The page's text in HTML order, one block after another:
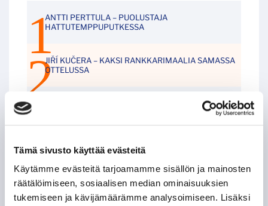
Tämä sivusto käyttää evästeitä
Käytämme evästeitä tarjoamamme sisällön ja mainosten
räätälöimiseen, sosiaalisen median ominaisuuksien
tukemiseen ja kävijämäärämme analysoimiseen. Lisäksi
ANTTI PERTTULA – PUOLUSTAJA
HATTUTEMPPUPUTKESSA
JIŘÍ KUČERA – KAKSI RANKKARIMAALIA SAMASSA
OTTELUSSA
LEIGH BANNISTER – KANADALAINEN KOVANAAMA
POHJOIS-AMERIKAN AMMATTILAISET TASON
MITTARINA
TAPPARAN RANSKALAINEN VISIITTI ALASARJAAN